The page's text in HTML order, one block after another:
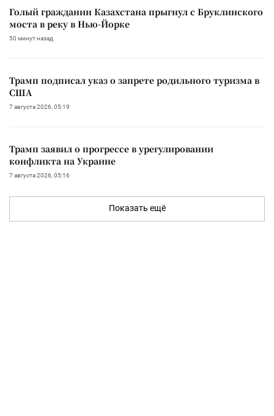
Голый гражданин Казахстана прыгнул с Бруклинского
моста в реку в Нью-Йорке
50 минут назад
Трамп подписал указ о запрете родильного туризма в
США
7 августа 2026, 05:19
Трамп заявил о прогрессе в урегулировании
конфликта на Украине
7 августа 2026, 05:16
Показать ещё